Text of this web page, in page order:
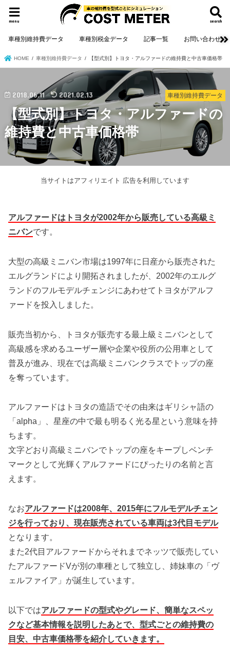
search
menu
車種別維持費データ 車種別税金データ 記事一覧 お問い合わせ
HOME 車種別維持費データ 【型式別】トヨタ・アルファードの維持費と中古車価格帯
車種別維持費データ
2018.06.11 2021.02.13
【型式別】トヨタ・アルファードの
維持費と中古車価格帯
当サイトはアフィリエイト 広告を利用しています
アルファードはトヨタが2002年から販売している高級ミ
ニバンです。
大型の高級ミニバン市場は1997年に日産から販売された
エルグランドにより開拓されましたが、2002年のエルグ
ランドのフルモデルチェンジにあわせてトヨタがアルフ
ァードを投入しました。
販売当初から、トヨタが販売する最上級ミニバンとして
高級感を求めるユーザー層や企業や役所の公用車として
普及が進み、現在では高級ミニバンクラスでトップの座
を奪っています。
アルファードはトヨタの造語でその由来はギリシャ語の
「alpha」、星座の中で最も明るく光る星という意味を持
ちます。
文字どおり高級ミニバンでトップの座をキープしベンチ
マークとして光輝くアルファードにぴったりの名前と言
えます。
なおアルファードは2008年、2015年にフルモデルチェン
ジを行っており、現在販売されている車両は3代目モデル
となります。
また2代目アルファードからそれまでネッツで販売してい
たアルファードVが別の車種として独立し、姉妹車の「ヴ
ェルファイア」が誕生しています。
以下ではアルファードの型式やグレード、簡単なスペッ
クなど基本情報を説明したあとで、型式ごとの維持費の
目安、中古車価格帯を紹介していきます。